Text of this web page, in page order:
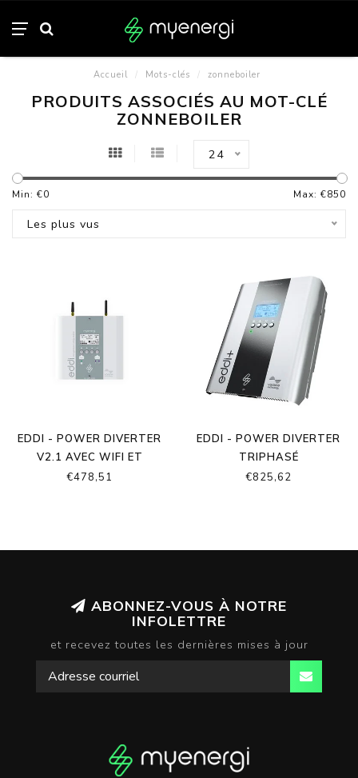
Accueil / Mots-clés / zonneboiler
PRODUITS ASSOCIÉS AU MOT-CLÉ
ZONNEBOILER
24
Min: €0 Max: €850
Les plus vus
EDDI - POWER DIVERTER
V2.1 AVEC WIFI ET
ETHERNET INTÉGRÉ
€478,51
EDDI - POWER DIVERTER
TRIPHASÉ
€825,62
ABONNEZ-VOUS À NOTRE
INFOLETTRE
et recevez toutes les dernières mises à jour